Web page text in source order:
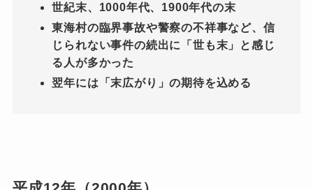
世紀末、1000年代、1900年代の末
東海村の臨界事故や警察の不祥事など、信
じられない事件の続出に「世も末」と感じ
る人が多かった
翌年には「末広がり」の期待を込める